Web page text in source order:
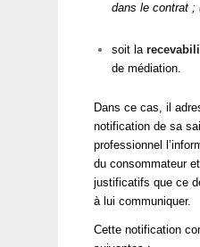
dans le contrat
soit la
de médiation.
Dans ce cas, il
notification de sa
professionnel
du consommateur
justificatifs que ce
à lui communiquer.
Cette notification